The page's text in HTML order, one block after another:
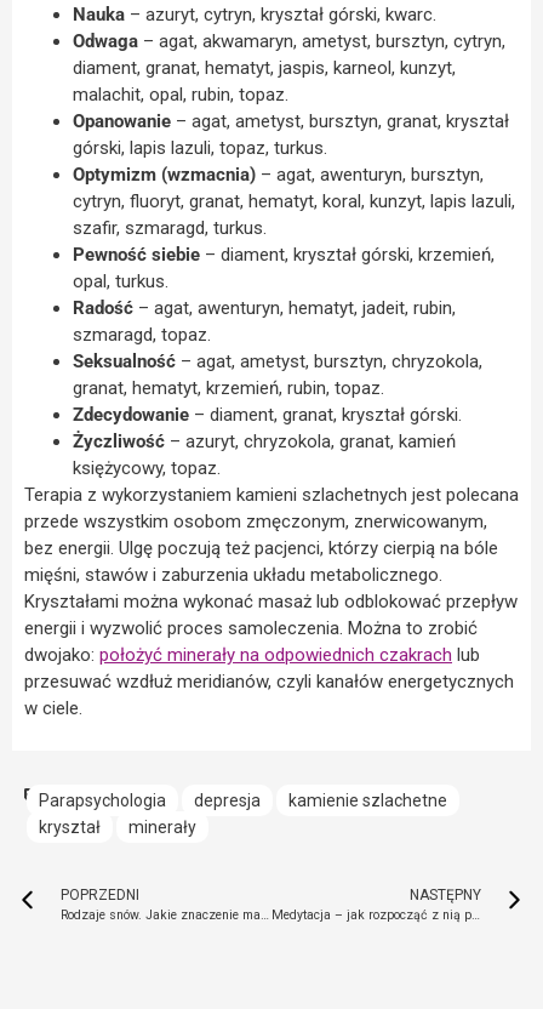
Nauka – azuryt, cytryn, kryształ górski, kwarc.
Odwaga – agat, akwamaryn, ametyst, bursztyn, cytryn,
diament, granat, hematyt, jaspis, karneol, kunzyt,
malachit, opal, rubin, topaz.
Opanowanie – agat, ametyst, bursztyn, granat, kryształ
górski, lapis lazuli, topaz, turkus.
Optymizm (wzmacnia) – agat, awenturyn, bursztyn,
cytryn, fluoryt, granat, hematyt, koral, kunzyt, lapis lazuli,
szafir, szmaragd, turkus.
Pewność siebie – diament, kryształ górski, krzemień,
opal, turkus.
Radość – agat, awenturyn, hematyt, jadeit, rubin,
szmaragd, topaz.
Seksualność – agat, ametyst, bursztyn, chryzokola,
granat, hematyt, krzemień, rubin, topaz.
Zdecydowanie – diament, granat, kryształ górski.
Życzliwość – azuryt, chryzokola, granat, kamień
księżycowy, topaz.
Terapia z wykorzystaniem kamieni szlachetnych jest polecana
przede wszystkim osobom zmęczonym, znerwicowanym,
bez energii. Ulgę poczują też pacjenci, którzy cierpią na bóle
mięśni, stawów i zaburzenia układu metabolicznego.
Kryształami można wykonać masaż lub odblokować przepływ
energii i wyzwolić proces samoleczenia. Można to zrobić
dwojako: położyć minerały na odpowiednich czakrach lub
przesuwać wzdłuż meridianów, czyli kanałów energetycznych
w ciele.
Parapsychologia depresja
kamienie szlachetne
kryształ
minerały
POPRZEDNI
Rodzaje snów. Jakie znaczenie mają marzenia senne?
NASTĘPNY
Medytacja – jak rozpocząć z nią przygodę i wybrać odpowiednią metodę?